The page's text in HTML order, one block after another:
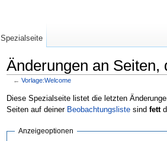
Änderungen an Seiten,
← Vorlage:Welcome
Diese Spezialseite listet die letzten
Seiten auf deiner Beobachtungsliste sind fett
Anzeigeoptionen
Spezialseite